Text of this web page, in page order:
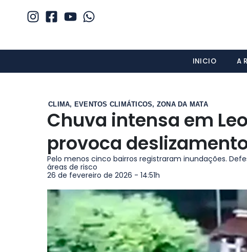
INICIO A
CLIMA, EVENTOS CLIMÁTICOS, ZONA DA MATA
Chuva intensa em
provoca
Pelo menos cinco bairros registraram inundações.
áreas de risco
26 de fevereiro de 2026 - 14:51h